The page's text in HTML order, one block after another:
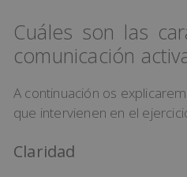
Cuáles son las
comunicación
A continuación os
que intervienen en el
Claridad